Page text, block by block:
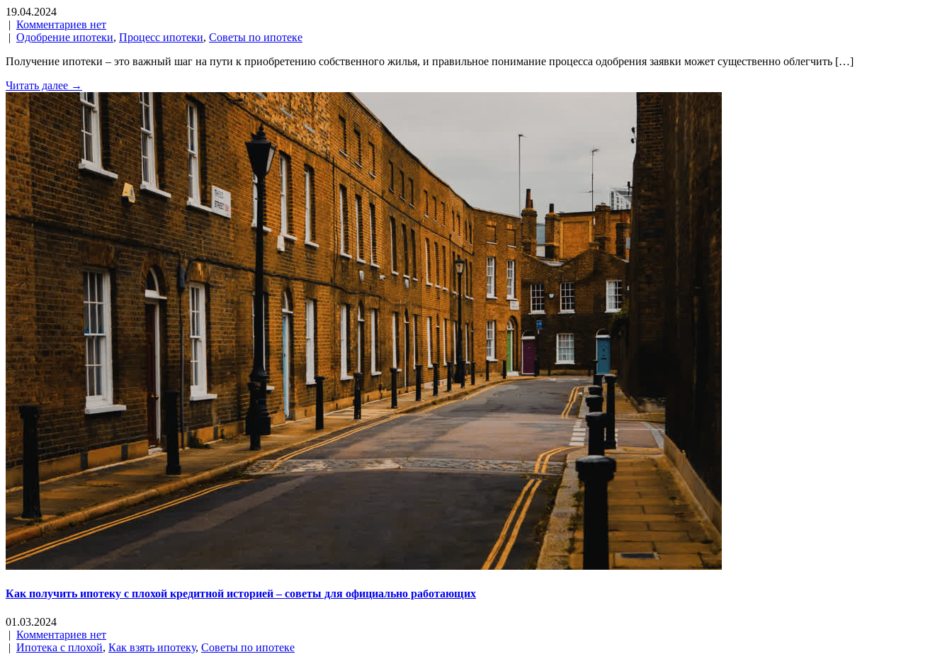
19.04.2024
| Комментариев нет
| Одобрение ипотеки, Процесс ипотеки, Советы по ипотеке
Получение ипотеки – это важный шаг на пути к приобретению собственного жилья, и правильное понимание процесса одобрения заявки может существенно облегчить […]
Читать далее →
Как получить ипотеку с плохой кредитной историей – советы для официально работающих
01.03.2024
| Комментариев нет
| Ипотека с плохой, Как взять ипотеку, Советы по ипотеке